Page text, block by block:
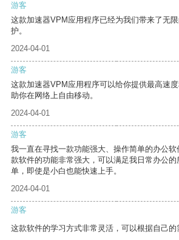
游客
这款加速器VPM应用程序已经为我们带来了无
护。
2024-04-01
游客
这款加速器VPM应用程序可以给你提供最高速
助你在网络上自由移动。
2024-04-01
游客
我一直在寻找一款功能强大、操作简单的办公
款软件的功能非常强大，可以满足我日常办公
单，即使是小白也能快速上手。
2024-04-01
游客
这款软件的学习方式非常灵活，可以根据自己的